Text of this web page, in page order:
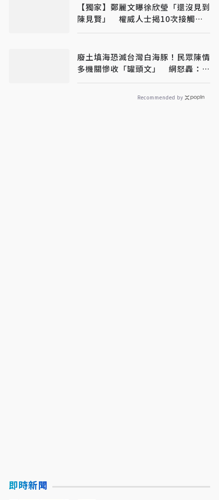
【獨家】鄭麗文曝徐欣瑩「還沒見到
陳見賢」 權威人士揭10次接觸未
果：整合最後一哩路
廢土填海恐滅台灣白海豚！民眾陳情
多機關慘收「罐頭文」 網怒轟：骯
髒政府
Recommended by
即時新聞